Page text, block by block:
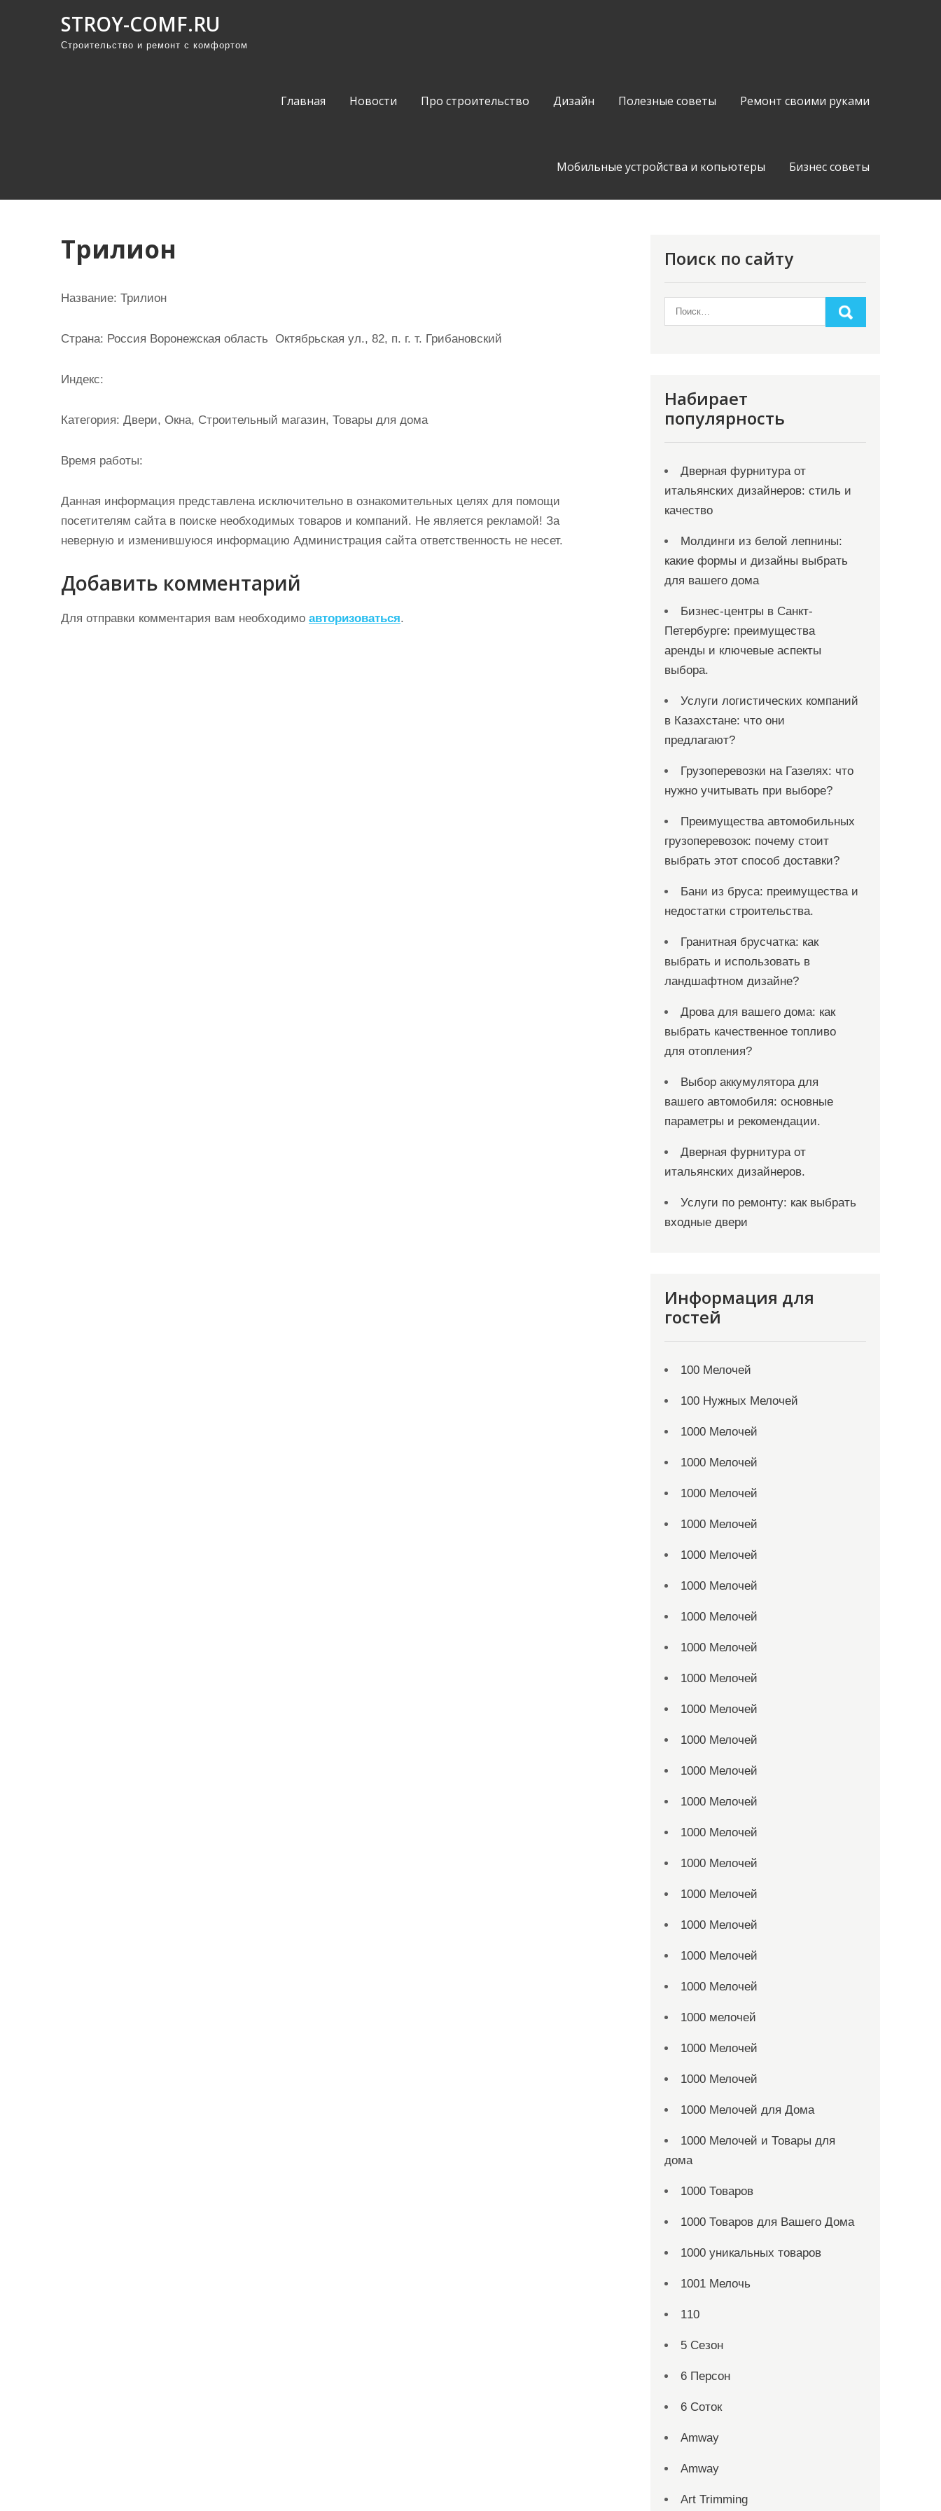
STROY-COMF.RU
Строительство и ремонт с комфортом
Главная Новости Про строительство Дизайн Полезные советы Ремонт своими руками
Мобильные устройства и копьютеры Бизнес советы
Трилион
Название: Трилион
Страна: Россия Воронежская область Октябрьская ул., 82, п. г. т. Грибановский
Индекс:
Категория: Двери, Окна, Строительный магазин, Товары для дома
Время работы:
Данная информация представлена исключительно в ознакомительных целях для помощи
посетителям сайта в поиске необходимых товаров и компаний. Не является рекламой! За
неверную и изменившуюся информацию Администрация сайта ответственность не несет.
Добавить комментарий
Для отправки комментария вам необходимо авторизоваться.
Поиск по сайту
Набирает
популярность
Дверная фурнитура от
итальянских дизайнеров: стиль и
качество
Молдинги из белой лепнины:
какие формы и дизайны выбрать
для вашего дома
Бизнес-центры в Санкт-
Петербурге: преимущества
аренды и ключевые аспекты
выбора.
Услуги логистических компаний
в Казахстане: что они
предлагают?
Грузоперевозки на Газелях: что
нужно учитывать при выборе?
Преимущества автомобильных
грузоперевозок: почему стоит
выбрать этот способ доставки?
Бани из бруса: преимущества и
недостатки строительства.
Гранитная брусчатка: как
выбрать и использовать в
ландшафтном дизайне?
Дрова для вашего дома: как
выбрать качественное топливо
для отопления?
Выбор аккумулятора для
вашего автомобиля: основные
параметры и рекомендации.
Дверная фурнитура от
итальянских дизайнеров.
Услуги по ремонту: как выбрать
входные двери
Информация для
гостей
100 Мелочей
100 Нужных Мелочей
1000 Мелочей
1000 Мелочей
1000 Мелочей
1000 Мелочей
1000 Мелочей
1000 Мелочей
1000 Мелочей
1000 Мелочей
1000 Мелочей
1000 Мелочей
1000 Мелочей
1000 Мелочей
1000 Мелочей
1000 Мелочей
1000 Мелочей
1000 Мелочей
1000 Мелочей
1000 Мелочей
1000 Мелочей
1000 мелочей
1000 Мелочей
1000 Мелочей
1000 Мелочей для Дома
1000 Мелочей и Товары для
дома
1000 Товаров
1000 Товаров для Вашего Дома
1000 уникальных товаров
1001 Мелочь
110
5 Сезон
6 Персон
6 Соток
Amway
Amway
Art Trimming